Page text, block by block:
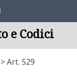
e Codici
Art. 529